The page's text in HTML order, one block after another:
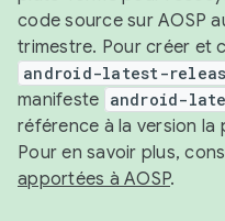
code source sur AOSP
trimestre. Pour créer et
android-latest-
manifeste android-
référence à la version la
Pour en savoir plus,
apportées à AOSP.